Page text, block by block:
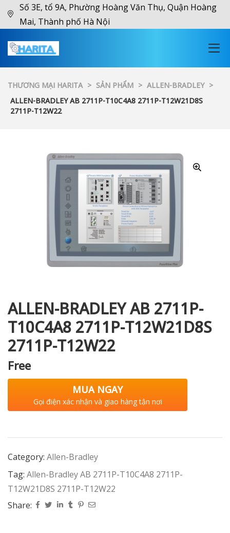
Số 3E, tổ 9A, Phường Hoàng Văn Thụ, Quận Hoàng
Mai, Thành phố Hà Nội
THƯƠNG MẠI HARITA > SẢN PHẨM > ALLEN-BRADLEY >
ALLEN-BRADLEY AB 2711P-T10C4A8 2711P-T12W21D8S
2711P-T12W22
ALLEN-BRADLEY AB 2711P-
T10C4A8 2711P-T12W21D8S
2711P-T12W22
Free
MUA NGAY
Gọi điện xác nhận và giao hàng tận nơi
Category: Allen-Bradley
Tag: Allen-Bradley AB 2711P-T10C4A8 2711P-
T12W21D8S 2711P-T12W22
Share: